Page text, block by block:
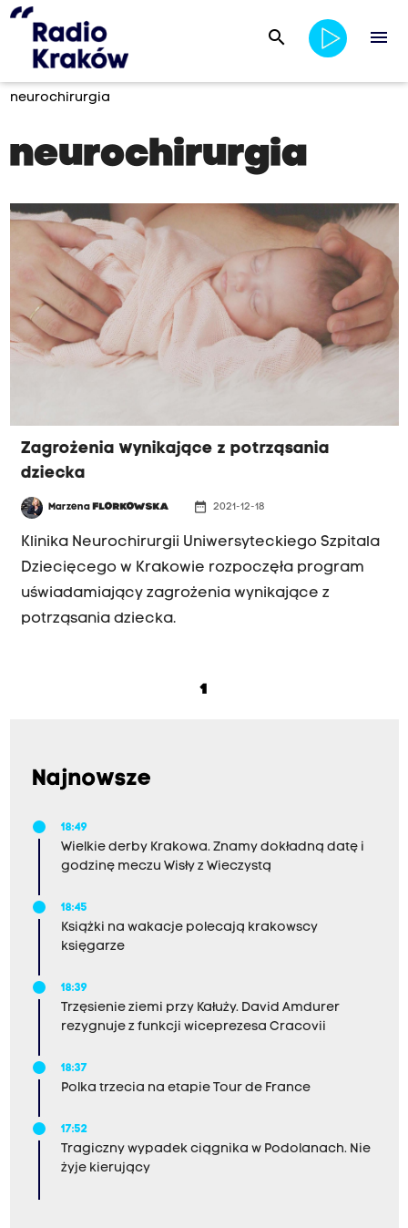
search menu
neurochirurgia
neurochirurgia
Zagrożenia wynikające z potrząsania
dziecka
Marzena FLORKOWSKA date_range 2021-12-18
Klinika Neurochirurgii Uniwersyteckiego Szpitala
Dziecięcego w Krakowie rozpoczęła program
uświadamiający zagrożenia wynikające z
potrząsania dziecka.
1
Najnowsze
18:49
Wielkie derby Krakowa. Znamy dokładną datę i
godzinę meczu Wisły z Wieczystą
18:45
Książki na wakacje polecają krakowscy
księgarze
18:39
Trzęsienie ziemi przy Kałuży. David Amdurer
rezygnuje z funkcji wiceprezesa Cracovii
18:37
Polka trzecia na etapie Tour de France
17:52
Tragiczny wypadek ciągnika w Podolanach. Nie
żyje kierujący